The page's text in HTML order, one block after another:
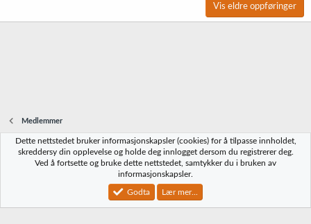
Vis eldre oppføringer
Medlemmer
Norbrygg-default
Vilkår og regler Personvernregler
Community platform by XenForo® © 2010-2023 XenForo Ltd.
Dette nettstedet bruker informasjonskapsler (cookies) for å tilpasse innholdet,
skreddersy din opplevelse og holde deg innlogget dersom du registrerer deg.
Ved å fortsette og bruke dette nettstedet, samtykker du i bruken av
informasjonskapsler.
Godta Lær mer...